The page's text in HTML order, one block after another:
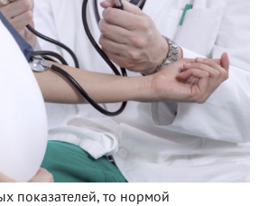
показателей, то нормой